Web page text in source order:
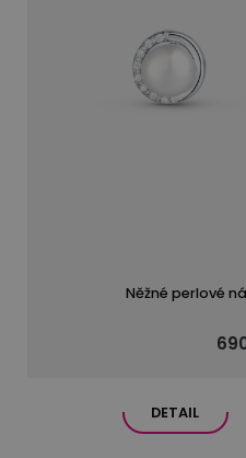
Něžné perlové
DETAIL